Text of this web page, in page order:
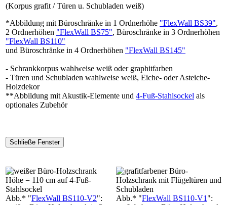
(Korpus grafit / Türen u. Schubladen weiß)
*Abbildung mit Büroschränke in 1 Ordnerhöhe "FlexWall BS39",
2 Ordnerhöhen "FlexWall BS75", Büroschränke in 3 Ordnerhöhen
"FlexWall BS110"
und Büroschränke in 4 Ordnerhöhen "FlexWall BS145"
- Schrankkorpus wahlweise weiß oder graphitfarben
- Türen und Schubladen wahlweise weiß, Eiche- oder Asteiche-
Holzdekor
**Abbildung mit Akustik-Elemente und 4-Fuß-Stahlsockel als
optionales Zubehör
Abb.* "FlexWall BS110-V2":
Abb.* "FlexWall BS110-V1":